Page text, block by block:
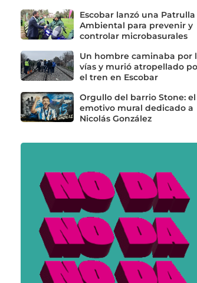
Escobar lanzó una Patrulla
Ambiental para prevenir y
controlar microbasurales
Un hombre caminaba por
vías y murió atropellado
el tren en Escobar
Orgullo del barrio Stone: el
emotivo mural dedicado a
Nicolás González